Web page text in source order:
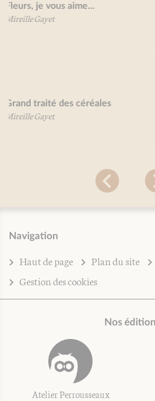
Grand
Petit traité
Navigation
Haut de page Plan du site
Gestion des cookies
Nos
Atelier Perrousseaux